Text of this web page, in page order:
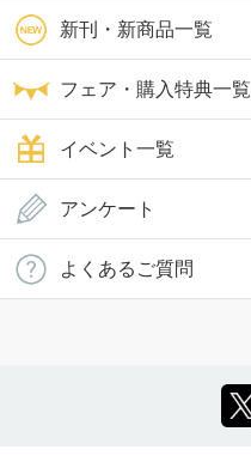
新刊・新商品一覧
フェア・購入特典一覧
イベント一覧
アンケート
よくあるご質問